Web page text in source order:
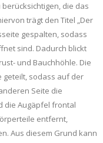
die das
trägt den Titel „Der
gespalten, sodass
sind. Dadurch blickt
und Bauchhöhle. Die
geteilt, sodass auf der
Seite die
die Augäpfel frontal
entfernt,
Aus diesem Grund kann